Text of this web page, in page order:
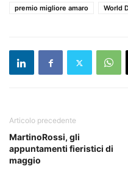
premio migliore amaro
World
Articolo precedente
MartinoRossi, gli
appuntamenti fieristici di
maggio